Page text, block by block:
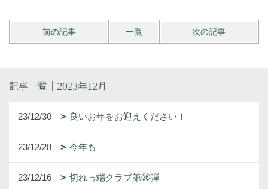
前の記事 一覧 次の記事
記事一覧｜2023年12月
23/12/30 良いお年をお迎えください！
23/12/28 今年も
23/12/16 切れっ端クラブ第㉖弾